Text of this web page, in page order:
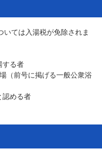
いては入湯税が免除されま
する者
（前号に掲げる一般公衆浴
認める者